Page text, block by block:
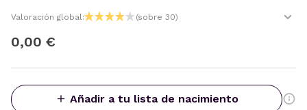
Valoración global: (sobre 30)
0,00 €
Añadir a tu lista de nacimiento